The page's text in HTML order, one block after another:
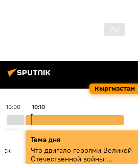
Кыргызстан
10:00 10:10
Тема дня
Что двигало героями Великой
Отечественной войны: